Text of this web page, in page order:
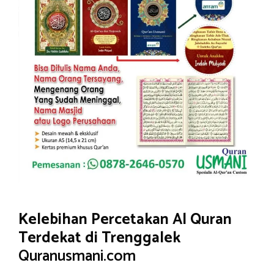
Kelebihan Percetakan Al Quran
Terdekat di Trenggalek
Quranusmani.com